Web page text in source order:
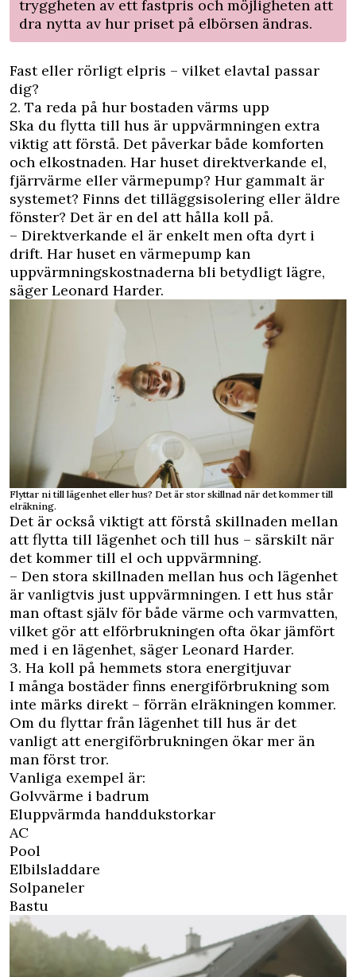
tryggheten av ett fastpris och möjligheten att
dra nytta av hur priset på elbörsen ändras.
Fast eller rörligt elpris – vilket elavtal passar
dig?
2. Ta reda på hur bostaden värms upp
Ska du flytta till hus är uppvärmningen extra
viktig att förstå. Det påverkar både komforten
och elkostnaden. Har huset direktverkande el,
fjärrvärme eller värmepump? Hur gammalt är
systemet? Finns det tilläggsisolering eller äldre
fönster? Det är en del att hålla koll på.
– Direktverkande el är enkelt men ofta dyrt i
drift. Har huset en värmepump kan
uppvärmningskostnaderna bli betydligt lägre,
säger Leonard Harder.
Flyttar ni till lägenhet eller hus? Det är stor skillnad när det kommer till
elräkning.
Det är också viktigt att förstå skillnaden mellan
att flytta till lägenhet och till hus – särskilt när
det kommer till el och uppvärmning.
– Den stora skillnaden mellan hus och lägenhet
är vanligtvis just uppvärmningen. I ett hus står
man oftast själv för både värme och varmvatten,
vilket gör att elförbrukningen ofta ökar jämfört
med i en lägenhet, säger Leonard Harder.
3. Ha koll på hemmets stora energitjuvar
I många bostäder finns energiförbrukning som
inte märks direkt – förrän elräkningen kommer.
Om du flyttar från lägenhet till hus är det
vanligt att energiförbrukningen ökar mer än
man först tror.
Vanliga exempel är:
Golvvärme i badrum
Eluppvärmda handdukstorkar
AC
Pool
Elbilsladdare
Solpaneler
Bastu